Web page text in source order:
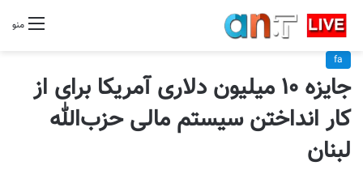
منو
fa
جایزه ۱۰ میلیون دلاری آمریکا برای از
کار انداختن سیستم مالی حزب‌الله
لبنان